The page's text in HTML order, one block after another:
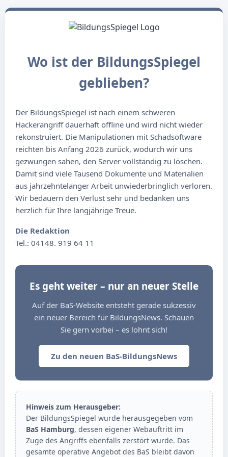
Wo ist der BildungsSpiegel
geblieben?
Der BildungsSpiegel ist nach einem schweren
Hackerangriff dauerhaft offline und wird nicht wieder
rekonstruiert. Die Manipulationen mit Schadsoftware
reichten bis Anfang 2026 zurück, wodurch wir uns
gezwungen sahen, den Server vollständig zu löschen.
Damit sind viele Tausend Dokumente und Materialien
aus jahrzehntelanger Arbeit unwiederbringlich verloren.
Wir bedauern den Verlust sehr und bedanken uns
herzlich für Ihre langjährige Treue.
Die Redaktion
Tel.: 04148. 919 64 11
Es geht weiter – nur an neuer Stelle
Auf der BaS-Website entsteht gerade sukzessiv
ein neuer Bereich für BildungsNews. Schauen
Sie gern vorbei – es lohnt sich!
Zu den neuen BaS-BildungsNews
Hinweis zum Herausgeber:
Der BildungsSpiegel wurde herausgegeben vom
BaS Hamburg, dessen eigener Webauftritt im
Zuge des Angriffs ebenfalls zerstört wurde. Das
gesamte operative Angebot des BaS bleibt davon